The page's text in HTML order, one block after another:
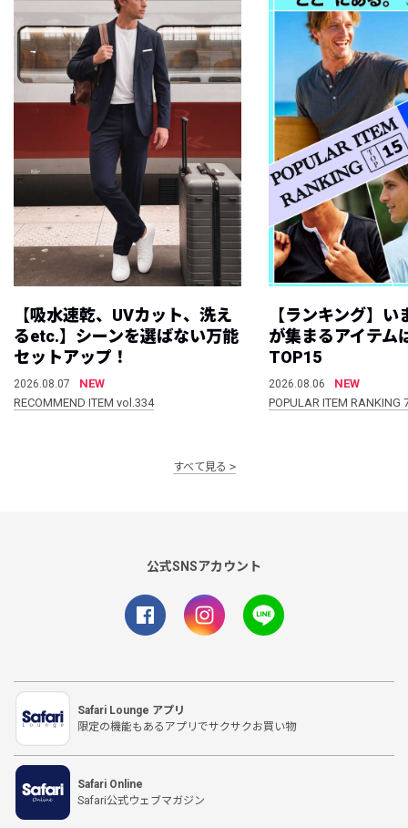
【吸水速乾、UVカット、洗え
るetc.】シーンを選ばない万能
セットアップ！
2026.08.07
NEW
RECOMMEND ITEM vol.334
【ランキング】
が集まるアイテム
TOP15
2026.08.06
NEW
POPULAR ITEM
すべて見る
公式SNSアカウント
Safari Lounge アプリ
限定の機能もあるアプリでサクサクお買い物
Safari Online
Safari公式ウェブマガジン